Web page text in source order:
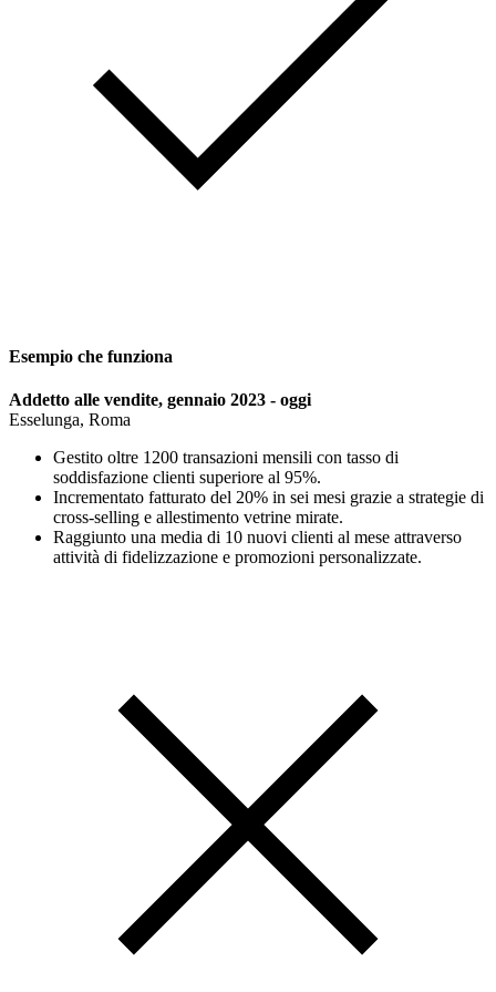
Esempio che funziona
Addetto alle vendite, gennaio 2023 - oggi
Esselunga, Roma
Gestito oltre 1200 transazioni mensili con tasso di
soddisfazione clienti superiore al 95%.
Incrementato fatturato del 20% in sei mesi grazie a strategie di
cross-selling e allestimento vetrine mirate.
Raggiunto una media di 10 nuovi clienti al mese attraverso
attività di fidelizzazione e promozioni personalizzate.